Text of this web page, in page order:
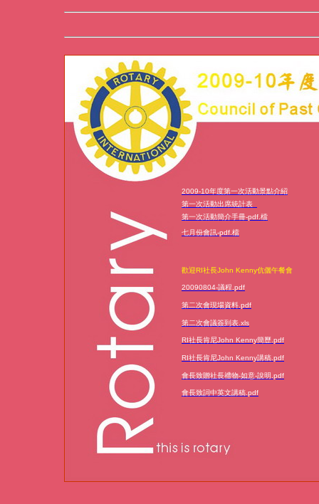
2009-10年度第一次活動景點介紹
第一次活動出席統計表
第一次活動簡介手冊-pdf.檔
七月份會訊-pdf.檔
歡迎RI社長John Kenny伉儷午餐會
20090804-議程.pdf
第二次會現場資料.pdf
第二次會議簽到表.xls
RI社長肯尼John Kenny簡歷.pdf
RI社長肯尼John Kenny講稿.pdf
會長致贈社長禮物-如意-說明.pdf
會長致詞中英文講稿.pdf